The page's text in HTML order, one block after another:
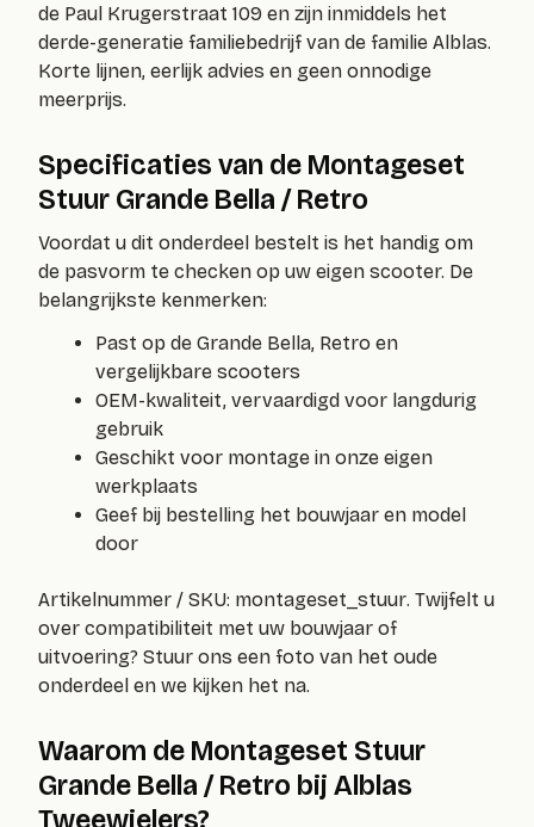
de Paul Krugerstraat 109 en zijn inmiddels het
derde-generatie familiebedrijf van de familie Alblas.
Korte lijnen, eerlijk advies en geen onnodige
meerprijs.
Specificaties van de Montageset
Stuur Grande Bella / Retro
Voordat u dit onderdeel bestelt is het handig om
de pasvorm te checken op uw eigen scooter. De
belangrijkste kenmerken:
Past op de Grande Bella, Retro en
vergelijkbare scooters
OEM-kwaliteit, vervaardigd voor langdurig
gebruik
Geschikt voor montage in onze eigen
werkplaats
Geef bij bestelling het bouwjaar en model
door
Artikelnummer / SKU: montageset_stuur. Twijfelt u
over compatibiliteit met uw bouwjaar of
uitvoering? Stuur ons een foto van het oude
onderdeel en we kijken het na.
Waarom de Montageset Stuur
Grande Bella / Retro bij Alblas
Tweewielers?